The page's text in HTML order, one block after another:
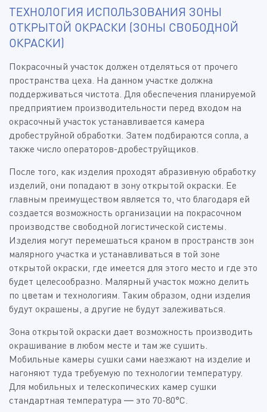
ТЕХНОЛОГИЯ ИСПОЛЬЗОВАНИЯ ЗОНЫ
ОТКРЫТОЙ ОКРАСКИ (ЗОНЫ СВОБОДНОЙ
ОКРАСКИ)
Покрасочный участок должен отделяться от прочего
пространства цеха. На данном участке должна
поддерживаться чистота. Для обеспечения планируемой
предприятием производительности перед входом на
окрасочный участок устанавливается камера
дробеструйной обработки. Затем подбираются сопла, а
также число операторов-дробеструйщиков.
После того, как изделия проходят абразивную обработку
изделий, они попадают в зону открытой окраски. Ее
главным преимуществом является то, что благодаря ей
создается возможность организации на покрасочном
производстве свободной логистической системы.
Изделия могут перемешаться краном в пространств зон
малярного участка и устанавливаться в той зоне
открытой окраски, где имеется для этого место и где это
будет целесообразно. Малярный участок можно делить
по цветам и технологиям. Таким образом, одни изделия
будут окрашены, а другие не будут залеживаться.
Зона открытой окраски дает возможность производить
окрашивание в любом месте и там же сушить.
Мобильные камеры сушки сами наезжают на изделие и
нагоняют туда требуемую по технологии температуру.
Для мобильных и телескопических камер сушки
стандартная температура — это 70-80°C.